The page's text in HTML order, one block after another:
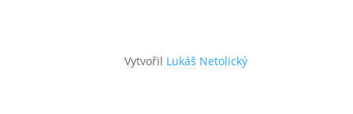
Vytvořil Lukáš Netolický